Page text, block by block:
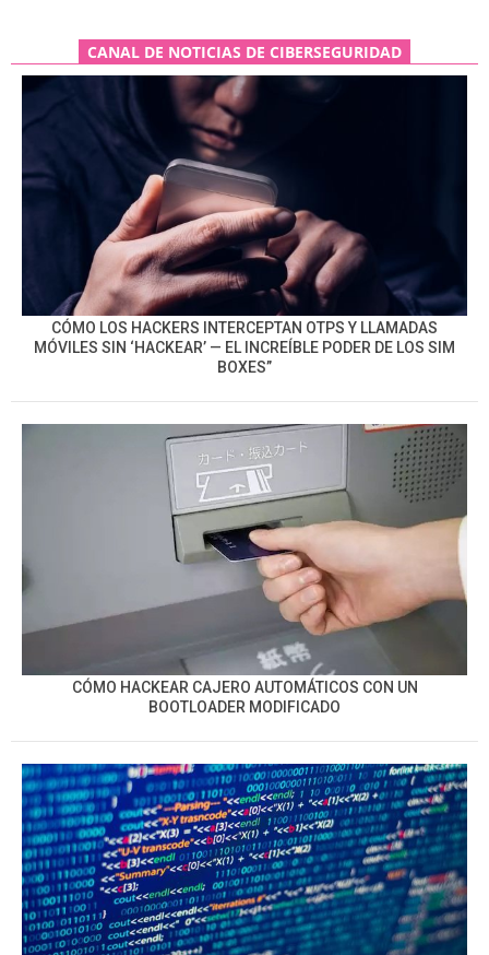
CANAL DE NOTICIAS DE CIBERSEGURIDAD
CÓMO LOS HACKERS INTERCEPTAN OTPS Y LLAMADAS
MÓVILES SIN ‘HACKEAR’ — EL INCREÍBLE PODER DE LOS SIM
BOXES”
CÓMO HACKEAR CAJERO AUTOMÁTICOS CON UN
BOOTLOADER MODIFICADO